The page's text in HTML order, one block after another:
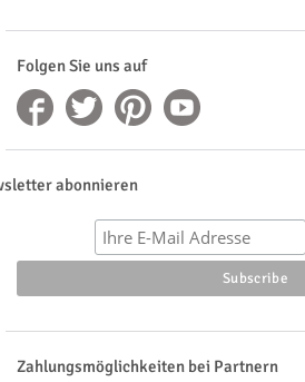
Folgen Sie uns auf
abonnieren
Zahlungsmöglichkeiten bei Partnern